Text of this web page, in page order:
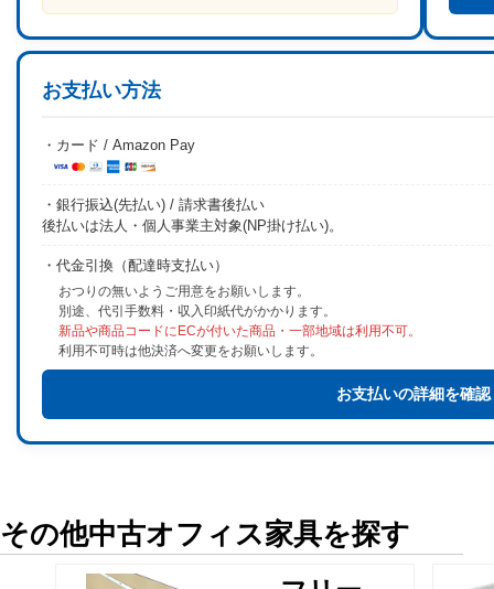
お支払い方法
・カード / Amazon Pay
・銀行振込(先払い) / 請求書後払い
後払いは法人・個人事業主対象(NP掛け払い)。
・代金引換（配達時支払い）
おつりの無いようご用意をお願いします。
別途、代引手数料・収入印紙代がかかります。
新品や商品コードにECが付いた商品・一部地域は利用不可。
利用不可時は他決済へ変更をお願いします。
お支払いの詳細を確認
その他中古オフィス家具を探す